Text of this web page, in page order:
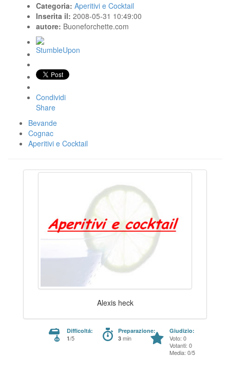
Categoria: Aperitivi e Cocktail
Inserita il: 2008-05-31 10:49:00
autore: Buoneforchette.com
Condividi
Share
Bevande
Cognac
Aperitivi e Cocktail
Alexis heck
Difficoltá:
1/5
Preparazione:
3 min
Giudizio:
Voto: 0
Votanti: 0
Media: 0/5